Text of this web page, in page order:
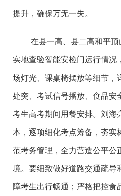
提升，确保万无一失。
在县一高、县二高和平
实地查验智能安检门运行情况
场灯光、课桌椅摆放等细节，
处突、考试信号播放、食品安
考生高考期间用餐安排。刘海
本，逐项细化考点筹备，夯实
范考务管理，全力营造公平公
境。要细致做好道路交通疏导
障考生出行畅通；严格把控食